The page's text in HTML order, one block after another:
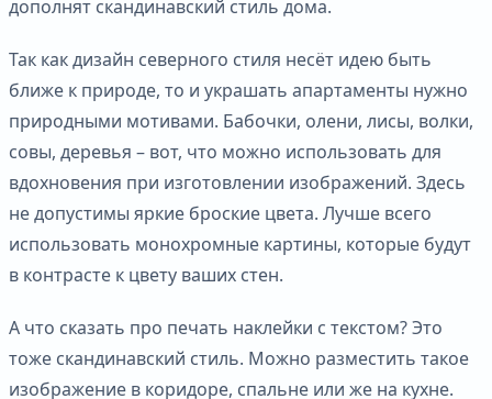
дополнят скандинавский стиль дома.
Так как дизайн северного стиля несёт идею быть
ближе к природе, то и украшать апартаменты нужно
природными мотивами. Бабочки, олени, лисы, волки,
совы, деревья – вот, что можно использовать для
вдохновения при изготовлении изображений. Здесь
не допустимы яркие броские цвета. Лучше всего
использовать монохромные картины, которые будут
в контрасте к цвету ваших стен.
А что сказать про печать наклейки с текстом? Это
тоже скандинавский стиль. Можно разместить такое
изображение в коридоре, спальне или же на кухне.